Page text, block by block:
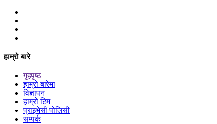
हाम्रो बारे
गृहपृष्ठ
हाम्रो बारेमा
विज्ञापन
हाम्रो टिम
प्राइभेसी पोलिसी
सम्पर्क